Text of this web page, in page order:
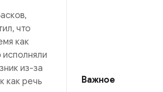
что
как
исполняли
из-за
как речь
Важное